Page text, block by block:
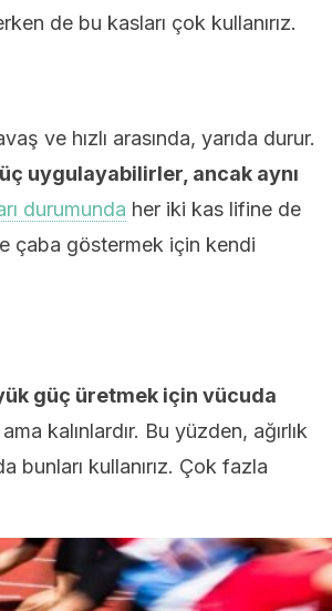
de bu kasları çok kullanırız.
ve hızlı arasında, yarıda durur.
uygulayabilirler, ancak aynı
durumunda her iki kas lifine de
çaba göstermek için kendi
güç üretmek için vücuda
kalınlardır. Bu yüzden, ağırlık
bunları kullanırız. Çok fazla